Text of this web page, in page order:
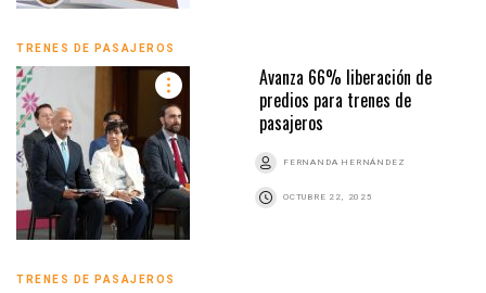
TRENES DE PASAJEROS
Avanza 66% liberación de
predios para trenes de
pasajeros
FERNANDA HERNÁNDEZ
OCTUBRE 22, 2025
TRENES DE PASAJEROS